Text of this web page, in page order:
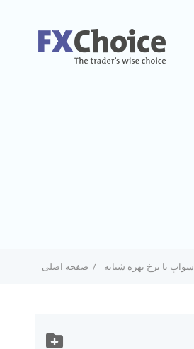
صفحه اصلی سواپ یا نرخ بهره شبانه